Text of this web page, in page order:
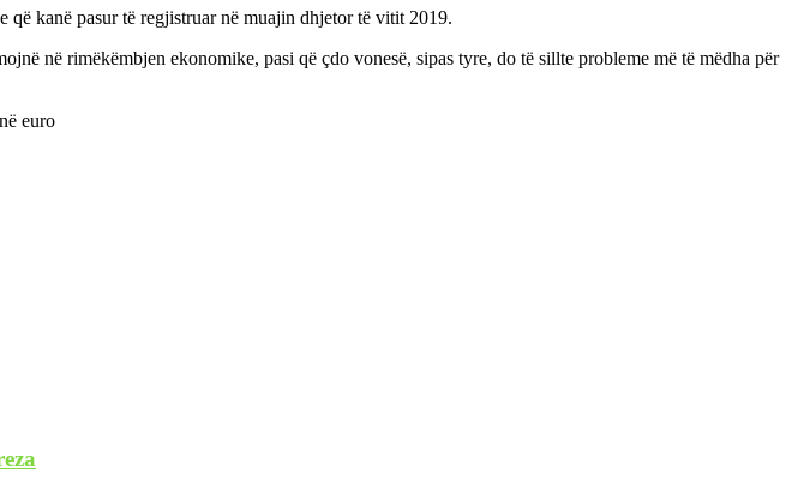
kanë pasur të regjistruar në muajin dhjetor të vitit 2019.
në rimëkëmbjen ekonomike, pasi që çdo vonesë, sipas tyre, do të sillte probleme më të mëdha për
euro